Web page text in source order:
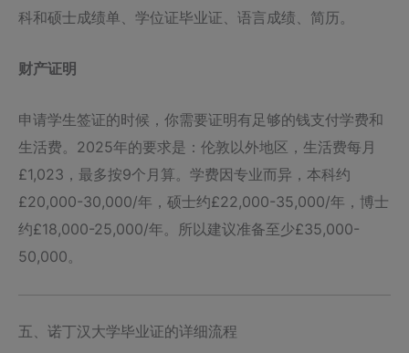
科和硕士成绩单、学位证毕业证、语言成绩、简历。
财产证明
申请学生签证的时候，你需要证明有足够的钱支付学费和
生活费。2025年的要求是：伦敦以外地区，生活费每月
£1,023，最多按9个月算。学费因专业而异，本科约
£20,000-30,000/年，硕士约£22,000-35,000/年，博士
约£18,000-25,000/年。所以建议准备至少£35,000-
50,000。
五、诺丁汉大学毕业证的详细流程